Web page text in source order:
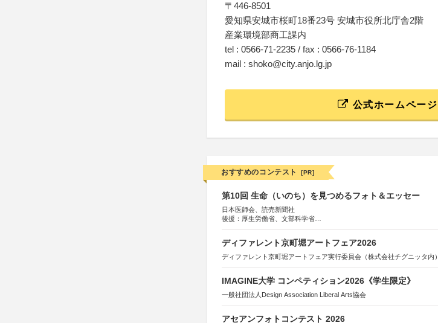
〒446-8501
愛知県安城市桜町18番23号 安城市役所北庁舎2階
産業環境部商工課内
tel : 0566-71‐2235 / fax : 0566-76-1184
mail : shoko@city.anjo.lg.jp
公式ホームページ
おすすめのコンテスト [PR]
第10回 生命（いのち）を見つめるフォト＆エッセー
日本医師会、読売新聞社
後援：厚生労働省、文部科学省
ディファレント京町堀アートフェア2026
ディファレント京町堀アートフェア実行委員会（株式会社チグニッタ内）
IMAGINE大学 コンペティション2026《学生限定》
一般社団法人Design Association Liberal Arts協会
アセアンフォトコンテスト 2026